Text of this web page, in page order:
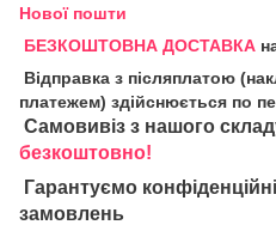
Нової пошти
БЕЗКОШТОВНА ДОСТАВКА
Відправка з післяплатою
платежем) здійснюється по
Самовивіз з нашого
безкоштовно!
Гарантуємо
замовлень